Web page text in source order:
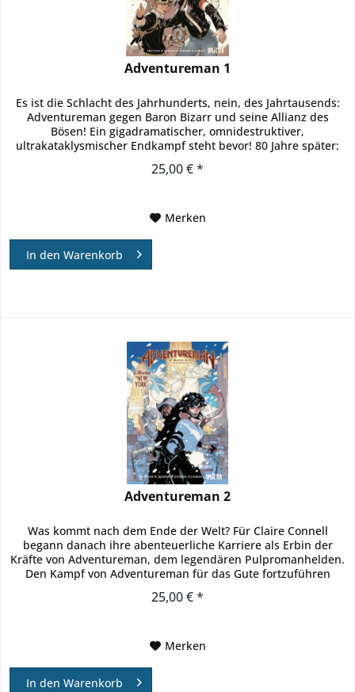
Adventureman 1
Es ist die Schlacht des Jahrhunderts, nein, des Jahrtausends:
Adventureman gegen Baron Bizarr und seine Allianz des
Bösen! Ein gigadramatischer, omnidestruktiver,
ultrakataklysmischer Endkampf steht bevor! 80 Jahre später:
25,00 € *
Merken
In den Warenkorb
Adventureman 2
Was kommt nach dem Ende der Welt? Für Claire Connell
begann danach ihre abenteuerliche Karriere als Erbin der
Kräfte von Adventureman, dem legendären Pulpromanhelden.
Den Kampf von Adventureman für das Gute fortzuführen
25,00 € *
Merken
In den Warenkorb